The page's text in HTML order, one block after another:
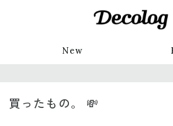
New
買ったもの。 💸